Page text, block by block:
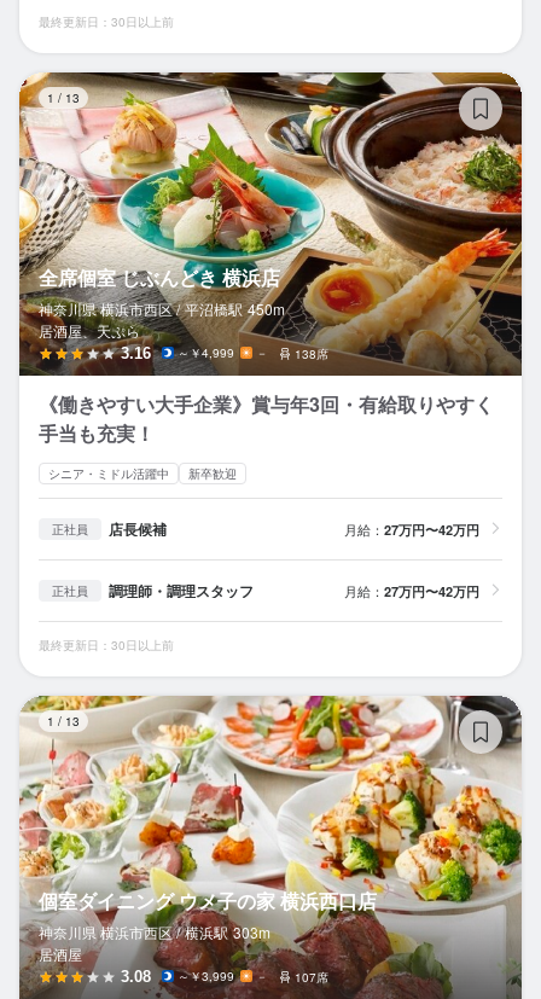
最終更新日：30日以上前
1 / 13
全席個室 じぶんどき 横浜店
神奈川県 横浜市西区 / 平沼橋駅 450m
居酒屋、天ぷら
3.16 ～￥4,999 － 138席
《働きやすい大手企業》賞与年3回・有給取りやすく
手当も充実！
シニア・ミドル活躍中 新卒歓迎
正社員 店長候補 月給： 27万円〜42万円
正社員 調理師・調理スタッフ 月給： 27万円〜42万円
最終更新日：30日以上前
1 / 13
個室ダイニング ウメ子の家 横浜西口店
神奈川県 横浜市西区 / 横浜駅 303m
居酒屋
3.08 ～￥3,999 － 107席